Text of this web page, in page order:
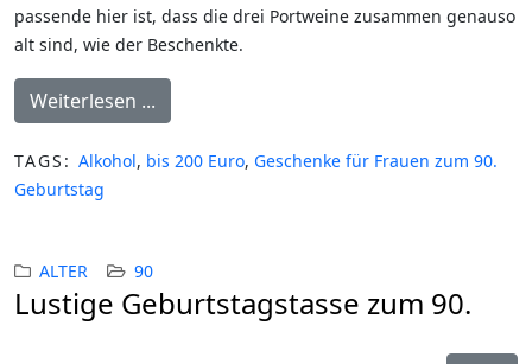
passende hier ist, dass die drei Portweine zusammen genauso
alt sind, wie der Beschenkte.
Weiterlesen ...
TAGS: Alkohol, bis 200 Euro, Geschenke für Frauen zum 90.
Geburtstag
ALTER 90
Lustige Geburtstagstasse zum 90.